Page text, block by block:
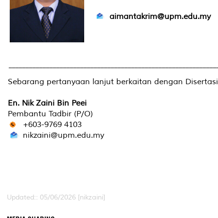
aimantakrim@upm.edu.my
Sebarang pertanyaan lanjut berkaitan dengan
En. Nik Zaini Bin Peei
Pembantu Tadbir (P/O)
+603-9769 4103
nikzaini@upm.edu.my
Updated:: 05/06/2026 [nikzaini]